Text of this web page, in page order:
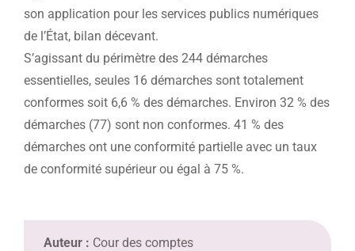
son application pour les services publics numériques
de l’État, bilan décevant.
S’agissant du périmètre des 244 démarches
essentielles, seules 16 démarches sont totalement
conformes soit 6,6 % des démarches. Environ 32 % des
démarches (77) sont non conformes. 41 % des
démarches ont une conformité partielle avec un taux
de conformité supérieur ou égal à 75 %.
Auteur : Cour des comptes